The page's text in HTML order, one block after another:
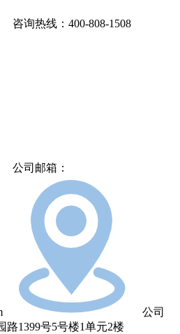
咨询热线：400-808-1508
公司邮箱：
公司
1399号5号楼1单元2楼